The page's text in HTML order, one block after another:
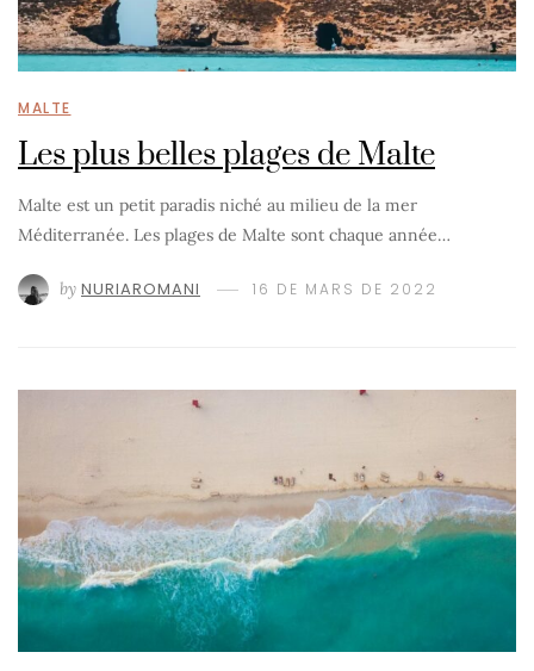
MALTE
Les plus belles plages de Malte
Malte est un petit paradis niché au milieu de la mer
Méditerranée. Les plages de Malte sont chaque année…
by NURIAROMANI 16 DE MARS DE 2022